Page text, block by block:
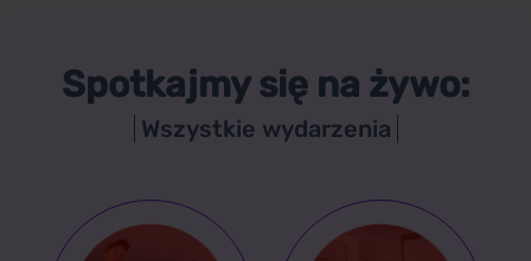
Spotkajmy się na żywo:
Wszystkie wydarzenia